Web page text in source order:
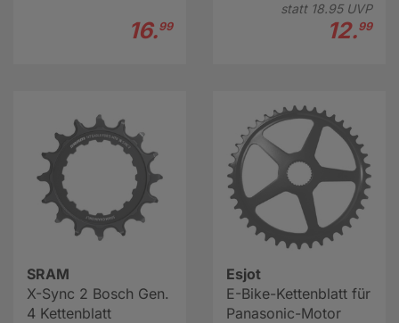
16.99
statt 18.95UVP
12.99
SRAM
X-Sync 2 Bosch Gen.
4 Kettenblatt
Esjot
E-Bike-Kettenblatt für
Panasonic-Motor